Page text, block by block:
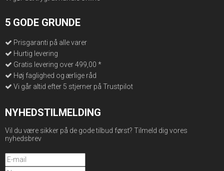
5 GODE GRUNDE
Prisgaranti på alle varer
Hurtig levering
Gratis levering over 499,00 *
Høj faglighed og ærlige råd
Vi går altid efter 5 stjerner på Trustpilot
NYHEDSTILMELDING
Vil du være sikker på de gode tilbud først? Tilmeld dig vores
nyhedsbrev